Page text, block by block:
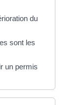
du
sont les
un permis